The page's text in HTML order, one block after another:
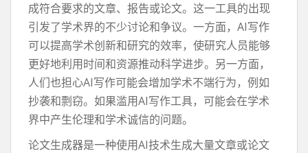
成符合要求的文章、报告或论文。这一工具的出现
引发了学术界的不少讨论和争议。一方面，AI写作
可以提高学术创新和研究的效率，使研究人员能够
更好地利用时间和资源推动科学进步。另一方面，
人们也担心AI写作可能会增加学术不端行为，例如
抄袭和剽窃。如果滥用AI写作工具，可能会在学术
界中产生伦理和学术诚信的问题。
论文生成器是一种使用AI技术生成大量文章或论文